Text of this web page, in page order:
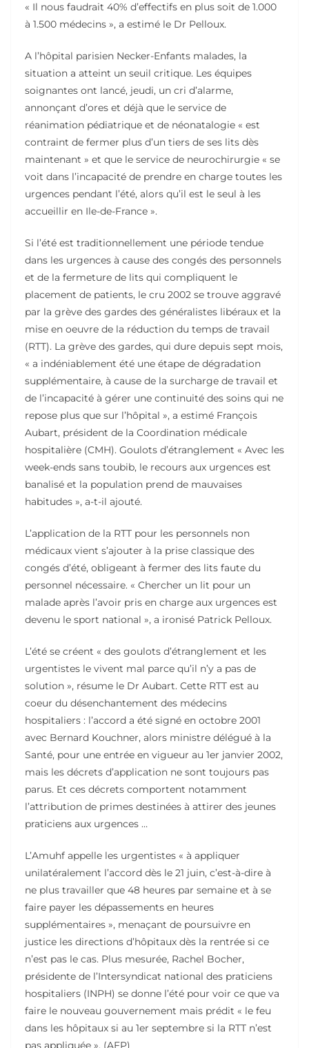
« Il nous faudrait 40% d’effectifs en plus soit de 1.000
à 1.500 médecins », a estimé le Dr Pelloux.
A l’hôpital parisien Necker-Enfants malades, la
situation a atteint un seuil critique. Les équipes
soignantes ont lancé, jeudi, un cri d’alarme,
annonçant d’ores et déjà que le service de
réanimation pédiatrique et de néonatalogie « est
contraint de fermer plus d’un tiers de ses lits dès
maintenant » et que le service de neurochirurgie « se
voit dans l’incapacité de prendre en charge toutes les
urgences pendant l’été, alors qu’il est le seul à les
accueillir en Ile-de-France ».
Si l’été est traditionnellement une période tendue
dans les urgences à cause des congés des personnels
et de la fermeture de lits qui compliquent le
placement de patients, le cru 2002 se trouve aggravé
par la grève des gardes des généralistes libéraux et la
mise en oeuvre de la réduction du temps de travail
(RTT). La grève des gardes, qui dure depuis sept mois,
« a indéniablement été une étape de dégradation
supplémentaire, à cause de la surcharge de travail et
de l’incapacité à gérer une continuité des soins qui ne
repose plus que sur l’hôpital », a estimé François
Aubart, président de la Coordination médicale
hospitalière (CMH). Goulots d’étranglement « Avec les
week-ends sans toubib, le recours aux urgences est
banalisé et la population prend de mauvaises
habitudes », a-t-il ajouté.
L’application de la RTT pour les personnels non
médicaux vient s’ajouter à la prise classique des
congés d’été, obligeant à fermer des lits faute du
personnel nécessaire. « Chercher un lit pour un
malade après l’avoir pris en charge aux urgences est
devenu le sport national », a ironisé Patrick Pelloux.
L’été se créent « des goulots d’étranglement et les
urgentistes le vivent mal parce qu’il n’y a pas de
solution », résume le Dr Aubart. Cette RTT est au
coeur du désenchantement des médecins
hospitaliers : l’accord a été signé en octobre 2001
avec Bernard Kouchner, alors ministre délégué à la
Santé, pour une entrée en vigueur au 1er janvier 2002,
mais les décrets d’application ne sont toujours pas
parus. Et ces décrets comportent notamment
l’attribution de primes destinées à attirer des jeunes
praticiens aux urgences …
L’Amuhf appelle les urgentistes « à appliquer
unilatéralement l’accord dès le 21 juin, c’est-à-dire à
ne plus travailler que 48 heures par semaine et à se
faire payer les dépassements en heures
supplémentaires », menaçant de poursuivre en
justice les directions d’hôpitaux dès la rentrée si ce
n’est pas le cas. Plus mesurée, Rachel Bocher,
présidente de l’Intersyndicat national des praticiens
hospitaliers (INPH) se donne l’été pour voir ce que va
faire le nouveau gouvernement mais prédit « le feu
dans les hôpitaux si au 1er septembre si la RTT n’est
pas appliquée ». (AFP)